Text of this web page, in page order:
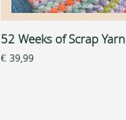
Snel overzicht
52 Weeks of Scrap Yarn
Prijs
€ 39,99